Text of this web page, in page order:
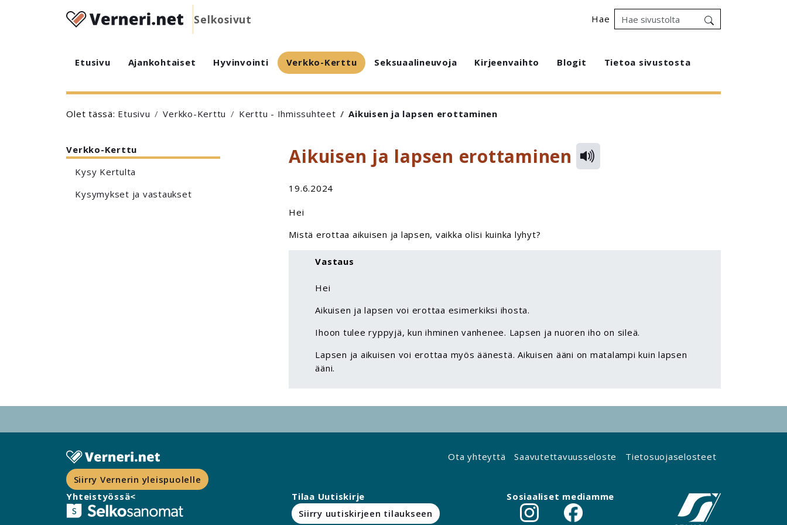
Selkosivut Hae
Etusivu Ajankohtaiset Hyvinvointi Verkko-Kerttu Seksuaalineuvoja Kirjeenvaihto Blogit Tietoa sivustosta
Olet tässä: Etusivu Verkko-Kerttu Kerttu - Ihmissuhteet Aikuisen ja lapsen erottaminen
Verkko-Kerttu
Kysy Kertulta
Kysymykset ja vastaukset
Aikuisen ja lapsen erottaminen
19.6.2024
Hei
Mistä erottaa aikuisen ja lapsen, vaikka olisi kuinka lyhyt?
Vastaus
Hei
Aikuisen ja lapsen voi erottaa esimerkiksi ihosta.
Ihoon tulee ryppyjä, kun ihminen vanhenee. Lapsen ja nuoren iho on sileä.
Lapsen ja aikuisen voi erottaa myös äänestä. Aikuisen ääni on matalampi kuin lapsen
ääni.
Siirry Vernerin yleispuolelle
Ota yhteyttä Saavutettavuusseloste Tietosuojaselosteet
Yhteistyössä<
Tilaa Uutiskirje
Siirry uutiskirjeen tilaukseen
Sosiaaliset mediamme